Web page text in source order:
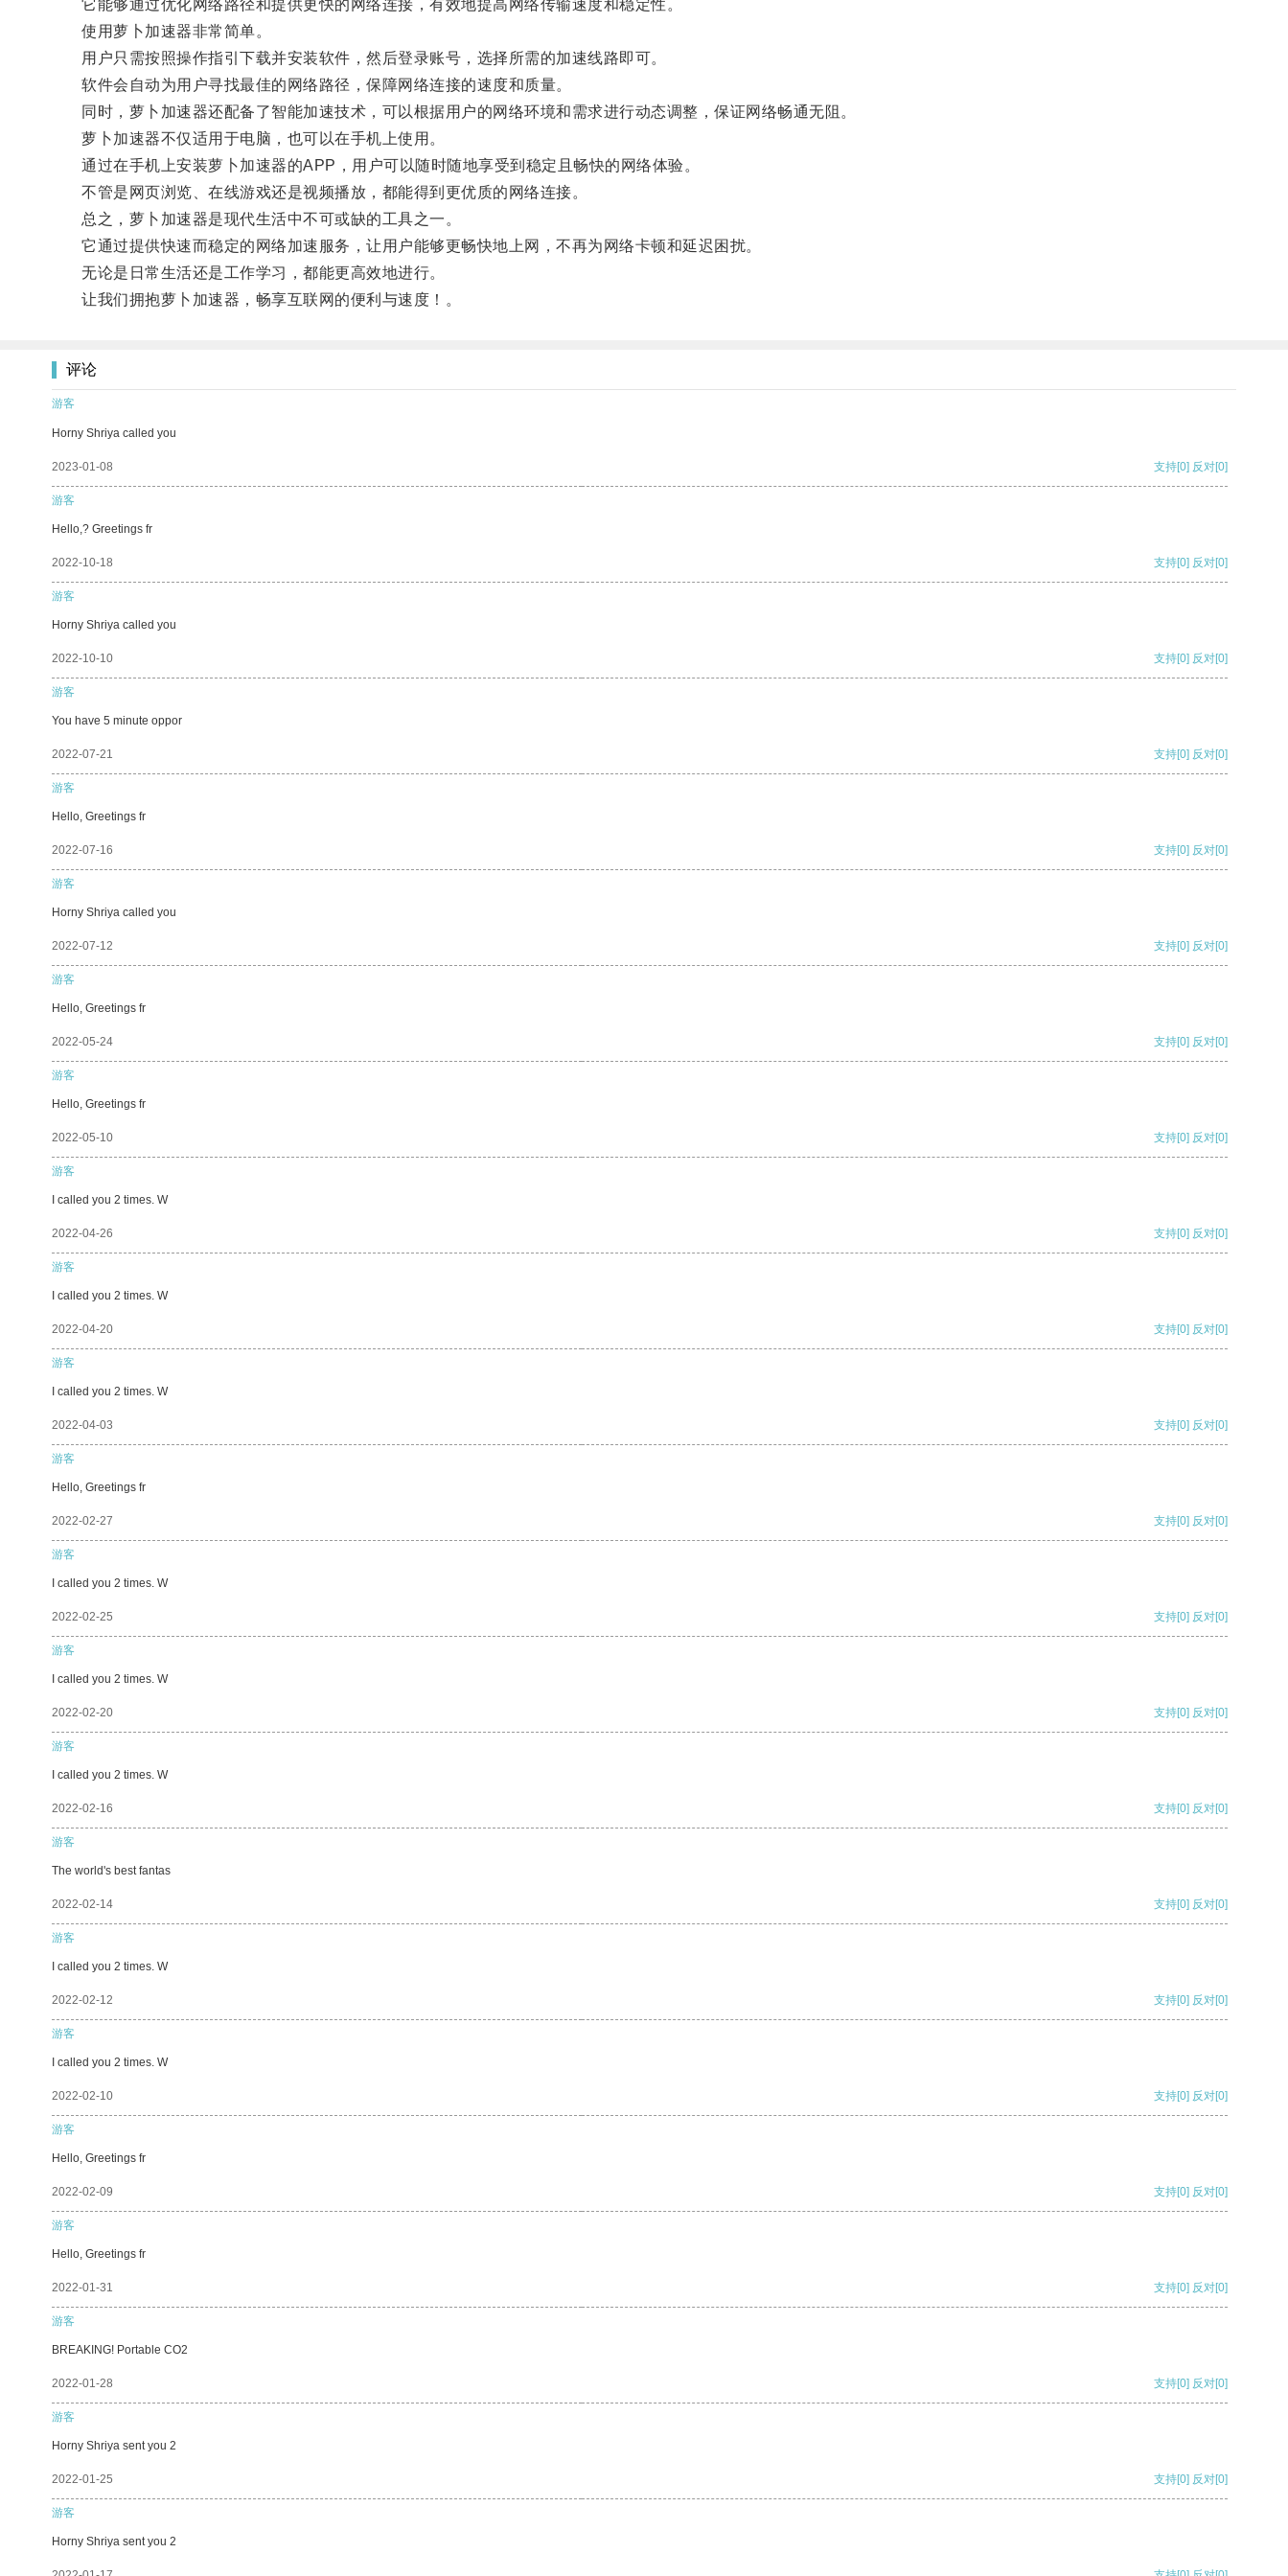
它能够通过优化网络路径和提供更快的网络连接，有效地提高网络传输速度和稳定性。
使用萝卜加速器非常简单。
用户只需按照操作指引下载并安装软件，然后登录账号，选择所需的加速线路即可。
软件会自动为用户寻找最佳的网络路径，保障网络连接的速度和质量。
同时，萝卜加速器还配备了智能加速技术，可以根据用户的网络环境和需求进行动态调整，保证网络畅通无阻。
萝卜加速器不仅适用于电脑，也可以在手机上使用。
通过在手机上安装萝卜加速器的APP，用户可以随时随地享受到稳定且畅快的网络体验。
不管是网页浏览、在线游戏还是视频播放，都能得到更优质的网络连接。
总之，萝卜加速器是现代生活中不可或缺的工具之一。
它通过提供快速而稳定的网络加速服务，让用户能够更畅快地上网，不再为网络卡顿和延迟困扰。
无论是日常生活还是工作学习，都能更高效地进行。
让我们拥抱萝卜加速器，畅享互联网的便利与速度！。
评论
游客
Horny Shriya called you
2023-01-08 支持[0] 反对[0]
游客
Hello,? Greetings fr
2022-10-18 支持[0] 反对[0]
游客
Horny Shriya called you
2022-10-10 支持[0] 反对[0]
游客
You have 5 minute oppor
2022-07-21 支持[0] 反对[0]
游客
Hello, Greetings fr
2022-07-16 支持[0] 反对[0]
游客
Horny Shriya called you
2022-07-12 支持[0] 反对[0]
游客
Hello, Greetings fr
2022-05-24 支持[0] 反对[0]
游客
Hello, Greetings fr
2022-05-10 支持[0] 反对[0]
游客
I called you 2 times. W
2022-04-26 支持[0] 反对[0]
游客
I called you 2 times. W
2022-04-20 支持[0] 反对[0]
游客
I called you 2 times. W
2022-04-03 支持[0] 反对[0]
游客
Hello, Greetings fr
2022-02-27 支持[0] 反对[0]
游客
I called you 2 times. W
2022-02-25 支持[0] 反对[0]
游客
I called you 2 times. W
2022-02-20 支持[0] 反对[0]
游客
I called you 2 times. W
2022-02-16 支持[0] 反对[0]
游客
The world's best fantas
2022-02-14 支持[0] 反对[0]
游客
I called you 2 times. W
2022-02-12 支持[0] 反对[0]
游客
I called you 2 times. W
2022-02-10 支持[0] 反对[0]
游客
Hello, Greetings fr
2022-02-09 支持[0] 反对[0]
游客
Hello, Greetings fr
2022-01-31 支持[0] 反对[0]
游客
BREAKING! Portable CO2
2022-01-28 支持[0] 反对[0]
游客
Horny Shriya sent you 2
2022-01-25 支持[0] 反对[0]
游客
Horny Shriya sent you 2